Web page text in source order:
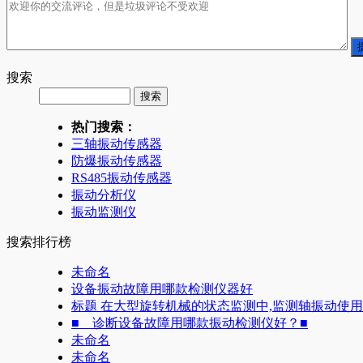
搜索
热门搜索：
三轴振动传感器
防爆振动传感器
RS485振动传感器
振动分析仪
振动监测仪
搜索排行榜
未命名
设备振动故障用哪款检测仪器好
标题 在大型旋转机械的状态监测中,监测轴振动使
■ 诊断设备故障用哪款振动检测仪好？■
未命名
未命名